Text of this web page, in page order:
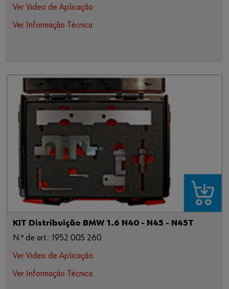
Ver Video de Aplicação
Ver Informação Técnica
KIT Distribuição BMW 1.6 N40 - N45 - N45T
N.º de art.: 1952 005 260
Ver Video de Aplicação
Ver Informação Técnica